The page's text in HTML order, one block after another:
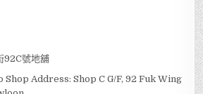
92C號地舖
Shop Address: Shop C G/F, 92 Fuk Wing